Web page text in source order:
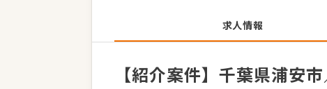
求人情報
【紹介案件】千葉県浦安